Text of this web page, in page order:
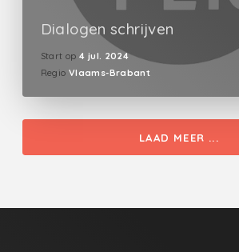
Dialogen schrijven
Start op 4 jul. 2024
Regio Vlaams-Brabant
LAAD MEER ...